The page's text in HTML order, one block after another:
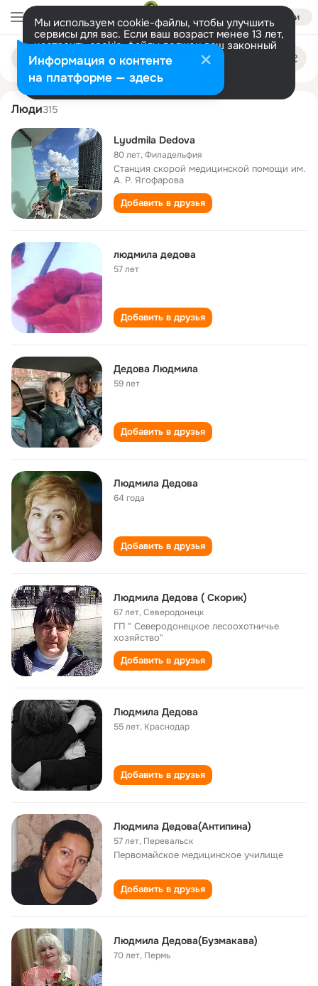
Войти
Мы используем cookie-файлы, чтобы улучшить
сервисы для вас. Если ваш возраст менее 13 лет,
настроить cookie-файлы должен ваш законный
представитель. Больше информации
Разрешить все Настроить
Поиск
людям
lyudmila dedova
Люди315
Lyudmila Dedova
80 лет,Филадельфия
Станция скорой медицинской помощи им.
А. Р. Ягофарова
Добавить в друзья
людмила дедова
57 лет
Добавить в друзья
Дедова Людмила
59 лет
Добавить в друзья
Людмила Дедова
64 года
Добавить в друзья
Людмила Дедова ( Скорик)
67 лет,Северодонецк
ГП " Северодонецкое лесоохотничье
хозяйство"
Добавить в друзья
Людмила Дедова
55 лет, Краснодар
Добавить в друзья
Людмила Дедова(Антипина)
57 лет, Перевальск
Первомайское медицинское училище
Добавить в друзья
Людмила Дедова(Бузмакава)
70 лет, Пермь
Информация о контенте
на платформе — здесь